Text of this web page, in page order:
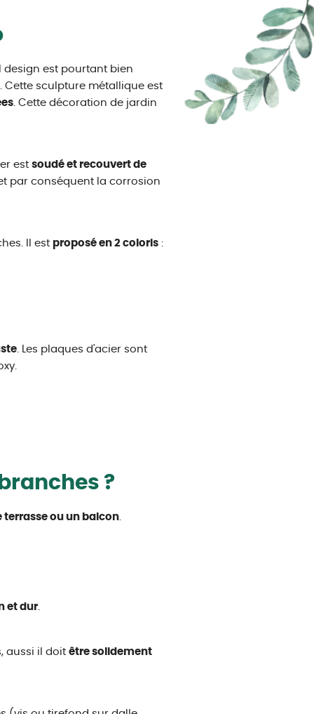
design est pourtant bien
. Cette sculpture métallique est
. Cette décoration de jardin
est soudé et recouvert de
par conséquent la corrosion
Il est proposé en 2 coloris:
. Les plaques d'acier sont
?
terrasse ou un balcon.
et dur.
aussi il doit être solidement